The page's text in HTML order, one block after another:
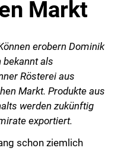
Markt
erobern Dominik
bekannt als
Rösterei aus
Markt. Produkte aus
werden zukünftig
exportiert.
schon ziemlich